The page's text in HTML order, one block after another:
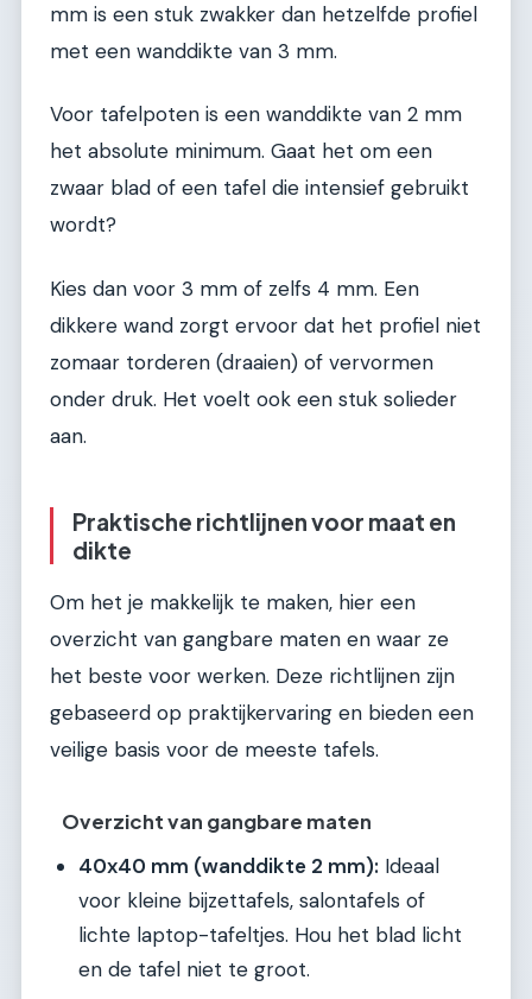
mm is een stuk zwakker dan hetzelfde profiel
met een wanddikte van 3 mm.
Voor tafelpoten is een wanddikte van 2 mm
het absolute minimum. Gaat het om een
zwaar blad of een tafel die intensief gebruikt
wordt?
Kies dan voor 3 mm of zelfs 4 mm. Een
dikkere wand zorgt ervoor dat het profiel niet
zomaar torderen (draaien) of vervormen
onder druk. Het voelt ook een stuk solieder
aan.
Praktische richtlijnen voor maat en
dikte
Om het je makkelijk te maken, hier een
overzicht van gangbare maten en waar ze
het beste voor werken. Deze richtlijnen zijn
gebaseerd op praktijkervaring en bieden een
veilige basis voor de meeste tafels.
Overzicht van gangbare maten
40x40 mm (wanddikte 2 mm): Ideaal
voor kleine bijzettafels, salontafels of
lichte laptop-tafeltjes. Hou het blad licht
en de tafel niet te groot.